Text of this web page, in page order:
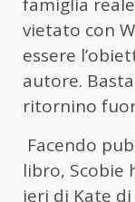
vietato con
essere
autore.
ritornino
Facendo
libro, Scobie
ieri di Kate